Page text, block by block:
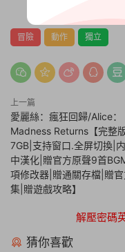
冒險 動作 獨立
上一篇
愛麗絲：瘋狂回歸/Alice：
Madness Returns【完整
7GB|支持窗口.全屏切換|
中漢化|贈官方原聲9首
項修改器|贈通關存檔|贈
集|贈遊戲攻略】
解壓密碼
猜你喜歡